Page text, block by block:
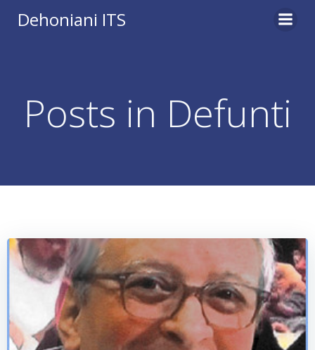
Dehoniani ITS
Posts in Defunti